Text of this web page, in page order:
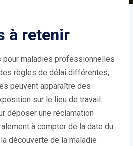
à retenir
pour maladies professionnelles
règles de délai différentes,
peuvent apparaître des
sur le lieu de travail.
déposer une réclamation
à compter de la date du
découverte de la maladie